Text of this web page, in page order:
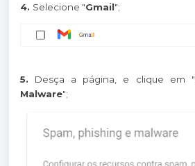
4. Selecione "Gmail";
5. Desça a página, e clique em "
Malware";